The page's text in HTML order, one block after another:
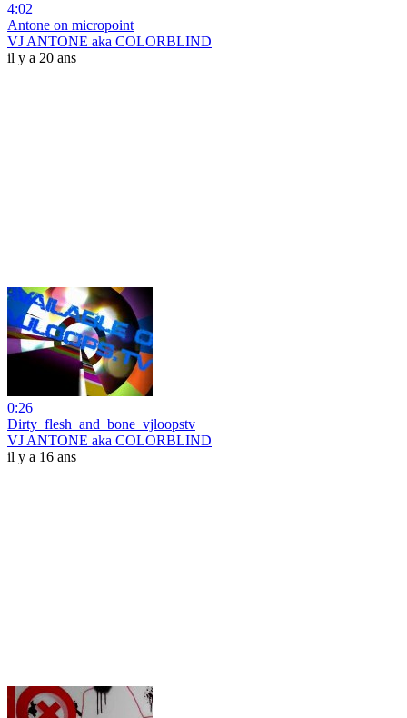
4:02
Antone on micropoint
VJ ANTONE aka COLORBLIND
il y a 20 ans
0:26
Dirty_flesh_and_bone_vjloopstv
VJ ANTONE aka COLORBLIND
il y a 16 ans